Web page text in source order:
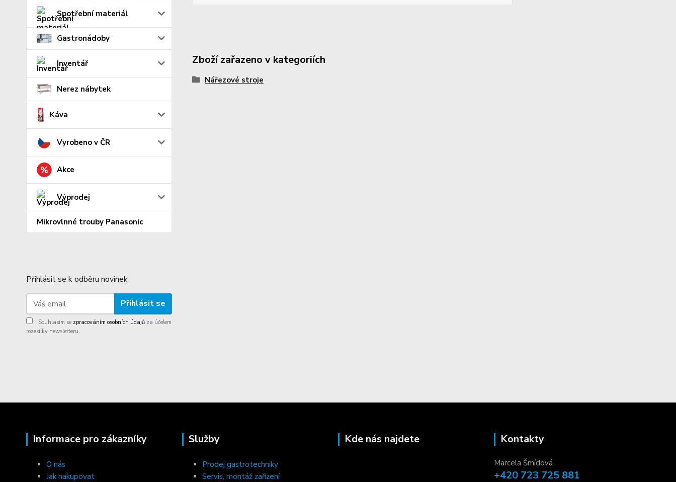
Spotřební materiál
Gastronádoby
Inventář
Nerez nábytek
Káva
Vyrobeno v ČR
Akce
Výprodej
Mikrovlnné trouby Panasonic
Přihlásit se k odběru novinek
Přihlásit se
Souhlasím se zpracováním osobních údajů za účelem
rozesílky newsletteru.
Zboží zařazeno v kategoriích
Nářezové stroje
Informace pro zákazníky
O nás
Jak nakupovat
Služby
Prodej gastrotechniky
Servis, montáž zařízení
Kde nás najdete Kontakty
Marcela Šmídová
+420 723 725 881